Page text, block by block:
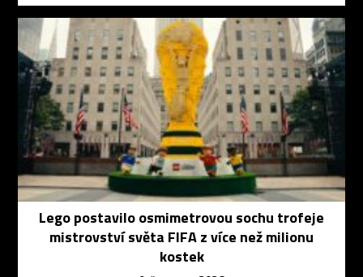
Lego postavilo osmimetrovou sochu trofeje
mistrovství světa FIFA z více než milionu
kostek